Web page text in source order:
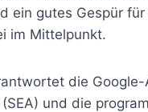
ein gutes Gespür für
im Mittelpunkt.
die
und die